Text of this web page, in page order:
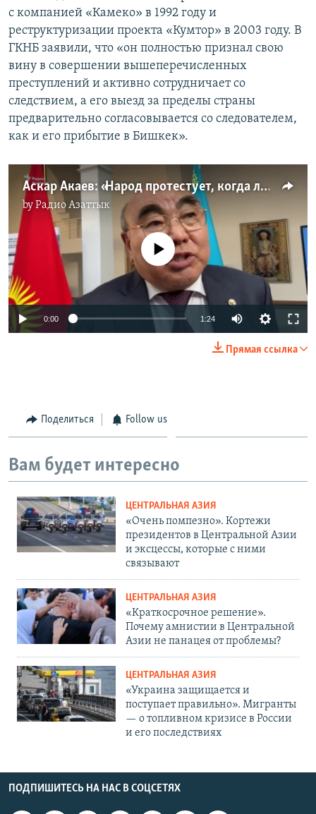
с компанией «Камеко» в 1992 году и
реструктуризации проекта «Кумтор» в 2003 году. В
ГКНБ заявили, что «он полностью признал свою
вину в совершении вышеперечисленных
преступлений и активно сотрудничает со
следствием, а его выезд за пределы страны
предварительно согласовывается со следователем,
как и его прибытие в Бишкек».
Аскар Акаев: «Народ протестует, когда лидеры отстают»
byРадио Азаттык
720p
No media source currently available
0:00 1:24
1080p
Прямая ссылка
Поделиться Follow us
Вам будет интересно
ЦЕНТРАЛЬНАЯ АЗИЯ
«Очень помпезно». Кортежи
президентов в Центральной Азии
и эксцессы, которые с ними
связывают
ЦЕНТРАЛЬНАЯ АЗИЯ
«Краткосрочное решение».
Почему амнистии в Центральной
Азии не панацея от проблемы?
ЦЕНТРАЛЬНАЯ АЗИЯ
«Украина защищается и
поступает правильно». Мигранты
— о топливном кризисе в России
и его последствиях
ПОДПИШИТЕСЬ НА НАС В СОЦСЕТЯХ